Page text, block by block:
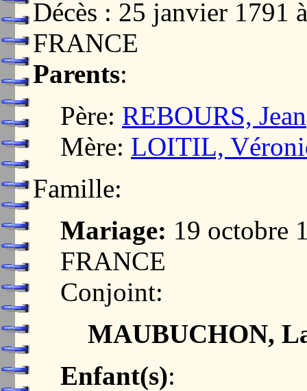
Décès : 25 janvier 1791
FRANCE
Parents:
Père: REBOURS, Jean
Mère: LOITIL,
Famille:
Mariage: 19 octobre
FRANCE
Conjoint:
MAUBUCHON,
Enfant(s):